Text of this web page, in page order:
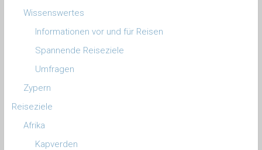
Wissenswertes
Informationen vor und für Reisen
Spannende Reiseziele
Umfragen
Zypern
Reiseziele
Afrika
Kapverden